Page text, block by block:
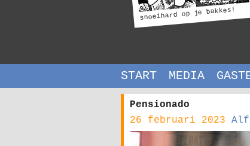
snoeihard op je bakkes!
START MEDIA
Pensionado
26 februari 2023